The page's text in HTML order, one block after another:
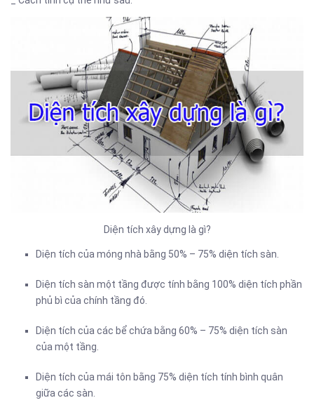
Diện tích xây dựng là gì?
Diện tích của móng nhà bằng 50% – 75% diện tích sàn.
Diện tích sàn một tầng được tính bằng 100% diện tích phần
phủ bì của chính tầng đó.
Diện tích của các bể chứa bằng 60% – 75% diện tích sàn
của một tầng.
Diện tích của mái tôn bằng 75% diện tích tính bình quân
giữa các sàn.